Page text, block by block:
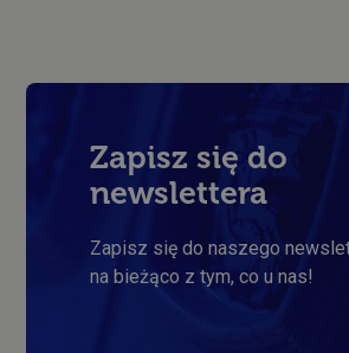
Zapisz się do
newslettera
Zapisz się do naszego
na bieżąco z tym, co u nas!